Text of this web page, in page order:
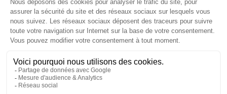
Mémorial de la Shoah
Le camp des Milles
Yad Vashem France
Akadem
mahJ